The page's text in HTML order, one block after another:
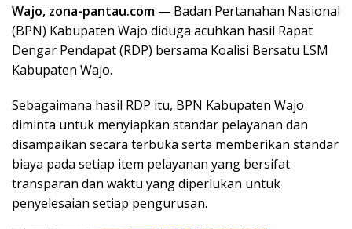
Wajo, zona-pantau.com — Badan Pertanahan Nasional
(BPN) Kabupaten Wajo diduga acuhkan hasil Rapat
Dengar Pendapat (RDP) bersama Koalisi Bersatu LSM
Kabupaten Wajo.
Sebagaimana hasil RDP itu, BPN Kabupaten Wajo
diminta untuk menyiapkan standar pelayanan dan
disampaikan secara terbuka serta memberikan standar
biaya pada setiap item pelayanan yang bersifat
transparan dan waktu yang diperlukan untuk
penyelesaian setiap pengurusan.